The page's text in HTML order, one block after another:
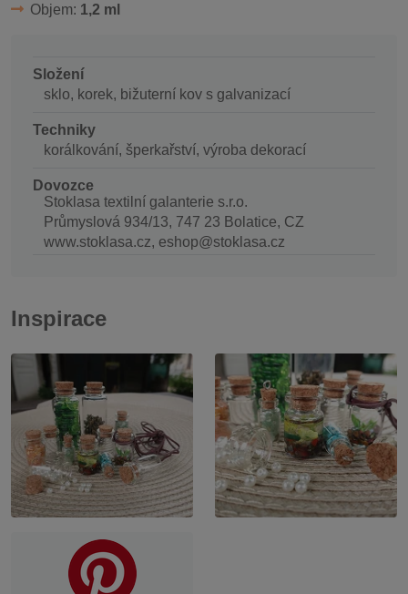
Objem: 1,2 ml
Složení
sklo, korek, bižuterní kov s galvanizací
Techniky
korálkování, šperkařství, výroba dekorací
Dovozce
Stoklasa textilní galanterie s.r.o.
Průmyslová 934/13, 747 23 Bolatice, CZ
www.stoklasa.cz, eshop@stoklasa.cz
Inspirace